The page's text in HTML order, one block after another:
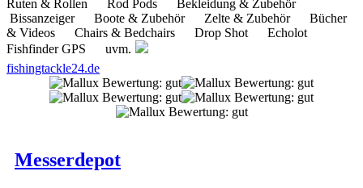
Fishfinder GPS uvm.
fishingtackle24.de
Messerdepot
SPORT, HOBBY>OUTDOOR
Bietet Messer und Schneidwaren: Jagdmesser, Taschenmesser,